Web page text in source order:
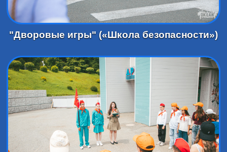
"Дворовые игры" («Школа безопасности»)